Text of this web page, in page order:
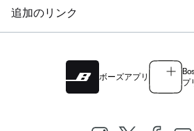
追加のリンク
ボーズアプリ
プ